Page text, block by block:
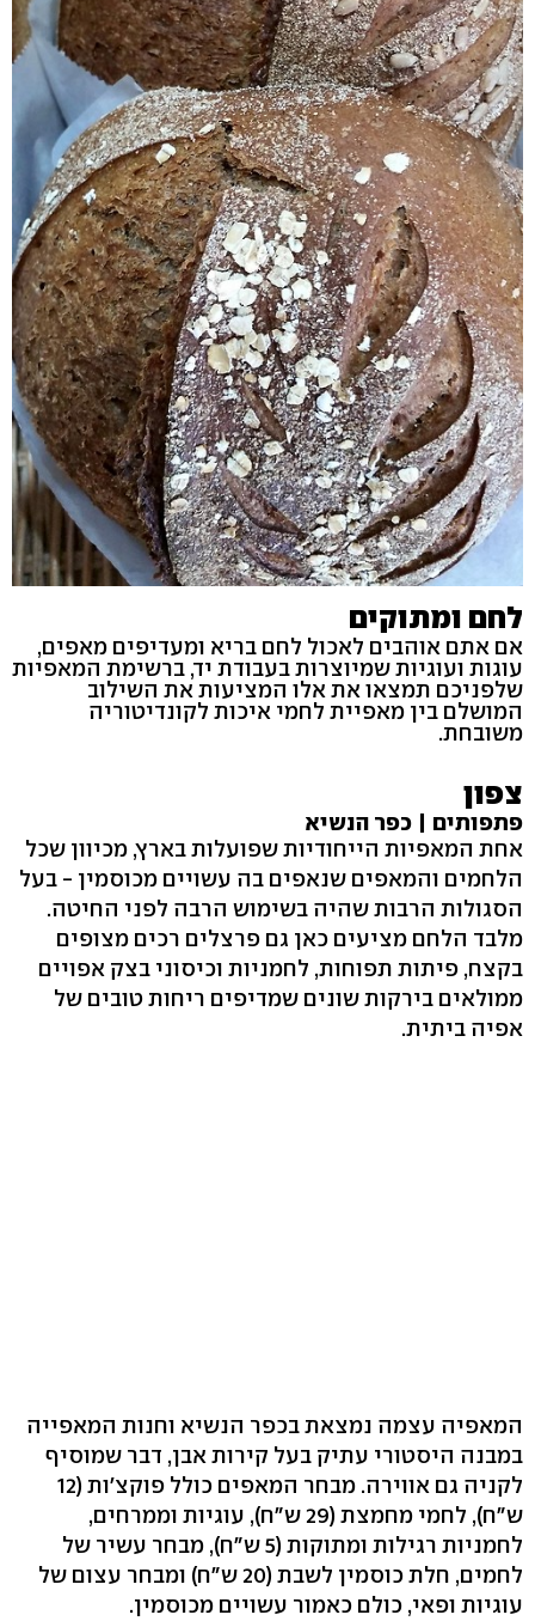
לחם ומתוקים
אם אתם אוהבים לאכול לחם בריא ומעדיפים מאפים,
עוגות ועוגיות שמיוצרות בעבודת יד, ברשימת המאפיות
שלפניכם תמצאו את אלו המציעות את השילוב
המושלם בין מאפיית לחמי איכות לקונדיטוריה
משובחת.
צפון
פתפותים | כפר הנשיא
אחת המאפיות הייחודיות שפועלות בארץ, מכיוון שכל
הלחמים והמאפים שנאפים בה עשויים מכוסמין - בעל
הסגולות הרבות שהיה בשימוש הרבה לפני החיטה.
מלבד הלחם מציעים כאן גם פרצלים רכים מצופים
בקצח, פיתות תפוחות, לחמניות וכיסוני בצק אפויים
ממולאים בירקות שונים שמדיפים ריחות טובים של
אפיה ביתית.
המאפיה עצמה נמצאת בכפר הנשיא וחנות המאפייה
במבנה היסטורי עתיק בעל קירות אבן, דבר שמוסיף
לקניה גם אווירה. מבחר המאפים כולל פוקצ'ות (12
ש"ח), לחמי מחמצת (29 ש"ח), עוגיות וממרחים,
לחמניות רגילות ומתוקות (5 ש"ח), מבחר עשיר של
לחמים, חלת כוסמין לשבת (20 ש"ח) ומבחר עצום של
עוגיות ופאי, כולם כאמור עשויים מכוסמין.